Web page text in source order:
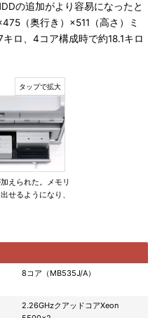
の追加がより容易になったと
（奥行き）×511（高さ）ミ
ロ、4コア構成時で約18.1キロ
えられた。メモリ
せるようになり、
8コア（MB535J/A）
2.26GHzクアッドコアXeon